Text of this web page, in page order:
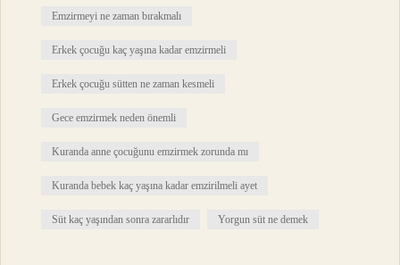
Emzirmeyi ne zaman bırakmalı
Erkek çocuğu kaç yaşına kadar emzirmeli
Erkek çocuğu sütten ne zaman kesmeli
Gece emzirmek neden önemli
Kuranda anne çocuğunu emzirmek zorunda mı
Kuranda bebek kaç yaşına kadar emzirilmeli ayet
Süt kaç yaşından sonra zararlıdır Yorgun süt ne demek